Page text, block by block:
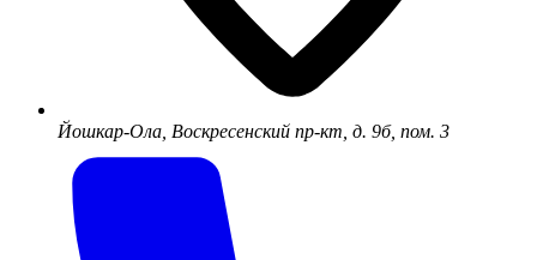
Йошкар-Ола, Воскресенский пр-кт, д. 9б, пом. 3